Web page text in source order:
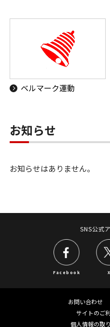
ベルマーク運動
お知らせ
お知らせはありません。
SNS公式
Facebook X
お問い合わせ
サイトのご
個人情報の取